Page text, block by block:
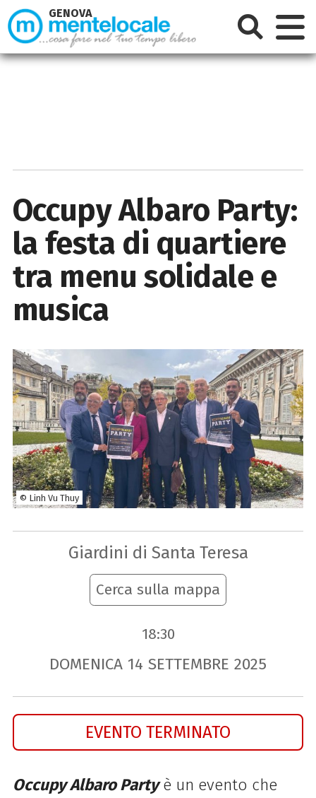
Occupy Albaro Party:
la festa di quartiere
tra menu solidale e
musica
© Linh Vu Thuy
Giardini di Santa Teresa
Cerca sulla mappa
18:30
DOMENICA 14 SETTEMBRE 2025
EVENTO TERMINATO
Occupy Albaro Partyè un evento che
GENOVA